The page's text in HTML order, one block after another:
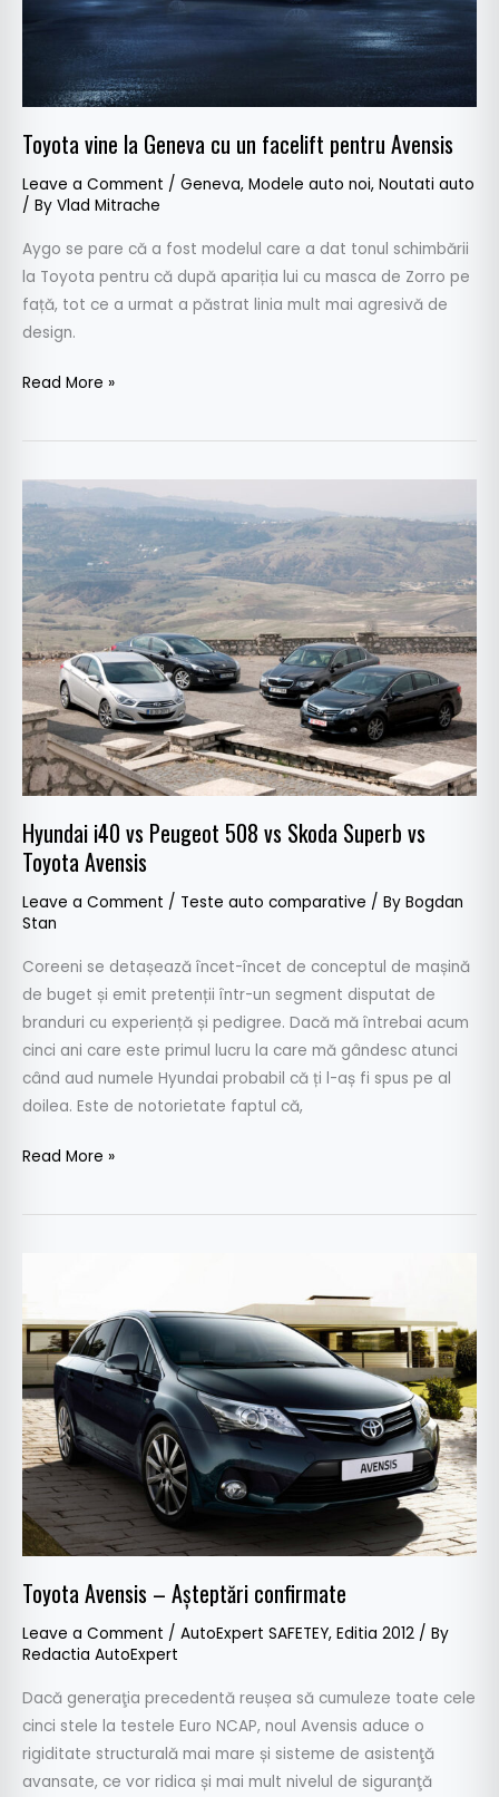
Toyota vine la Geneva cu un facelift pentru Avensis
Leave a Comment / Geneva, Modele auto noi, Noutati auto
/ By Vlad Mitrache
Aygo se pare că a fost modelul care a dat tonul schimbării
la Toyota pentru că după apariția lui cu masca de Zorro pe
față, tot ce a urmat a păstrat linia mult mai agresivă de
design.
pentru
Read More »
Hyundai i40 vs Peugeot 508 vs Skoda Superb vs
Toyota Avensis
Leave a Comment / Teste auto comparative / By Bogdan
Stan
Coreeni se detașează încet-încet de conceptul de mașină
de buget și emit pretenții într-un segment disputat de
branduri cu experiență și pedigree. Dacă mă întrebai acum
cinci ani care este primul lucru la care mă gândesc atunci
când aud numele Hyundai probabil că ți l-aș fi spus pe al
doilea. Este de notorietate faptul că,
Hyundai
i40
vs
Peugeot
508
vs
Skoda
Superb
vs
Toyota
Avensis
Read More »
Toyota Avensis – Aşteptări confirmate
Leave a Comment / AutoExpert SAFETEY, Editia 2012 / By
Redactia AutoExpert
Dacă generaţia precedentă reușea să cumuleze toate cele
cinci stele la testele Euro NCAP, noul Avensis aduce o
rigiditate structurală mai mare și sisteme de asistenţă
avansate, ce vor ridica și mai mult nivelul de siguranţă
–
Aşteptări
confirmate